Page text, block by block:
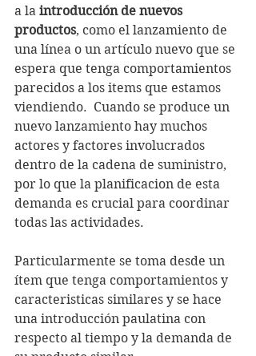
a la introducción de nuevos
productos, como el lanzamiento de
una línea o un artículo nuevo que se
espera que tenga comportamientos
parecidos a los items que estamos
viendiendo.  Cuando se produce un
nuevo lanzamiento hay muchos
actores y factores involucrados
dentro de la cadena de suministro,
por lo que la planificacion de esta
demanda es crucial para coordinar
todas las actividades.
Particularmente se toma desde un
ítem que tenga comportamientos y
caracteristicas similares y se hace
una introducción paulatina con
respecto al tiempo y la demanda de